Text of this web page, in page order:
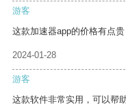
游客
这款加速器app的价格有点
2024-01-28
游客
这款软件非常实用，可以帮